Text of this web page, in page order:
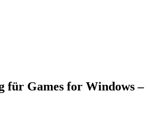
für Games for Windows –